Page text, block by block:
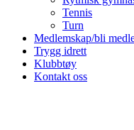
Tennis
Turn
Medlemskap/bli
Trygg idrett
Klubbtøy
Kontakt oss